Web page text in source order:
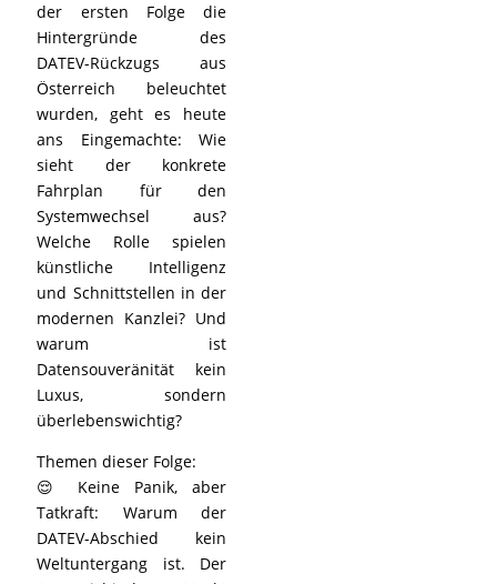
der ersten Folge die
Hintergründe des
DATEV-Rückzugs aus
Österreich beleuchtet
wurden, geht es heute
ans Eingemachte: Wie
sieht der konkrete
Fahrplan für den
Systemwechsel aus?
Welche Rolle spielen
künstliche Intelligenz
und Schnittstellen in der
modernen Kanzlei? Und
warum ist
Datensouveränität kein
Luxus, sondern
überlebenswichtig?
Themen dieser Folge:
😌 Keine Panik, aber
Tatkraft: Warum der
DATEV-Abschied kein
Weltuntergang ist. Der